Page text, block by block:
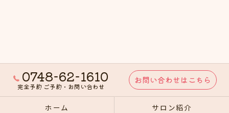
0748-62-1610
完全予約 ご予約・お問い合わせ
お問い合わせはこちら
ホーム サロン紹介